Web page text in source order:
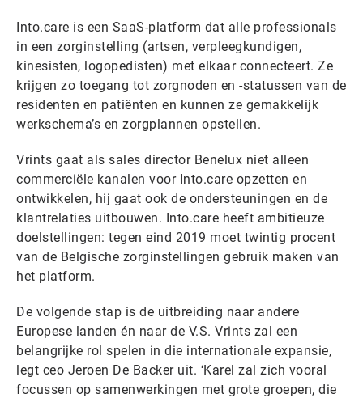
Into.care is een SaaS-platform dat alle professionals
in een zorginstelling (artsen, verpleegkundigen,
kinesisten, logopedisten) met elkaar connecteert. Ze
krijgen zo toegang tot zorgnoden en -statussen van de
residenten en patiënten en kunnen ze gemakkelijk
werkschema’s en zorgplannen opstellen.
Vrints gaat als sales director Benelux niet alleen
commerciële kanalen voor Into.care opzetten en
ontwikkelen, hij gaat ook de ondersteuningen en de
klantrelaties uitbouwen. Into.care heeft ambitieuze
doelstellingen: tegen eind 2019 moet twintig procent
van de Belgische zorginstellingen gebruik maken van
het platform.
De volgende stap is de uitbreiding naar andere
Europese landen én naar de V.S. Vrints zal een
belangrijke rol spelen in die internationale expansie,
legt ceo Jeroen De Backer uit. ‘Karel zal zich vooral
focussen op samenwerkingen met grote groepen, die